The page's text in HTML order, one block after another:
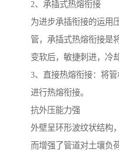
2、承插式热熔衔接
为进步承插衔接的运用
管，承插式热熔衔接是
变软后，敏捷刺进，冷
3、直接热熔衔接：将
进行热熔衔接。
抗外压能力强
外壁呈环形波纹状结构
而增强了管道对土壤负